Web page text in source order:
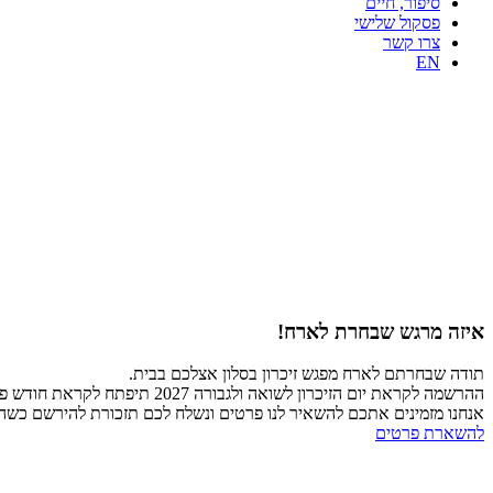
פסקול שלישי
צרו קשר
EN
איזה מרגש שבחרת לארח!
תודה שבחרתם לארח מפגש זיכרון בסלון אצלכם בבית.
ההרשמה לקראת יום הזיכרון לשואה ולגבורה 2027 תיפתח לקראת חודש פברואר 2027.
אנחנו מזמינים אתכם להשאיר לנו פרטים ונשלח לכם תזכורת להירשם
להשארת פרטים